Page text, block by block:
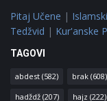
Pitaj Učene |
Tedžvid | Kur'anske
TAGOVI
abdest (582) brak (608)
hadždž (207) hajz (222)